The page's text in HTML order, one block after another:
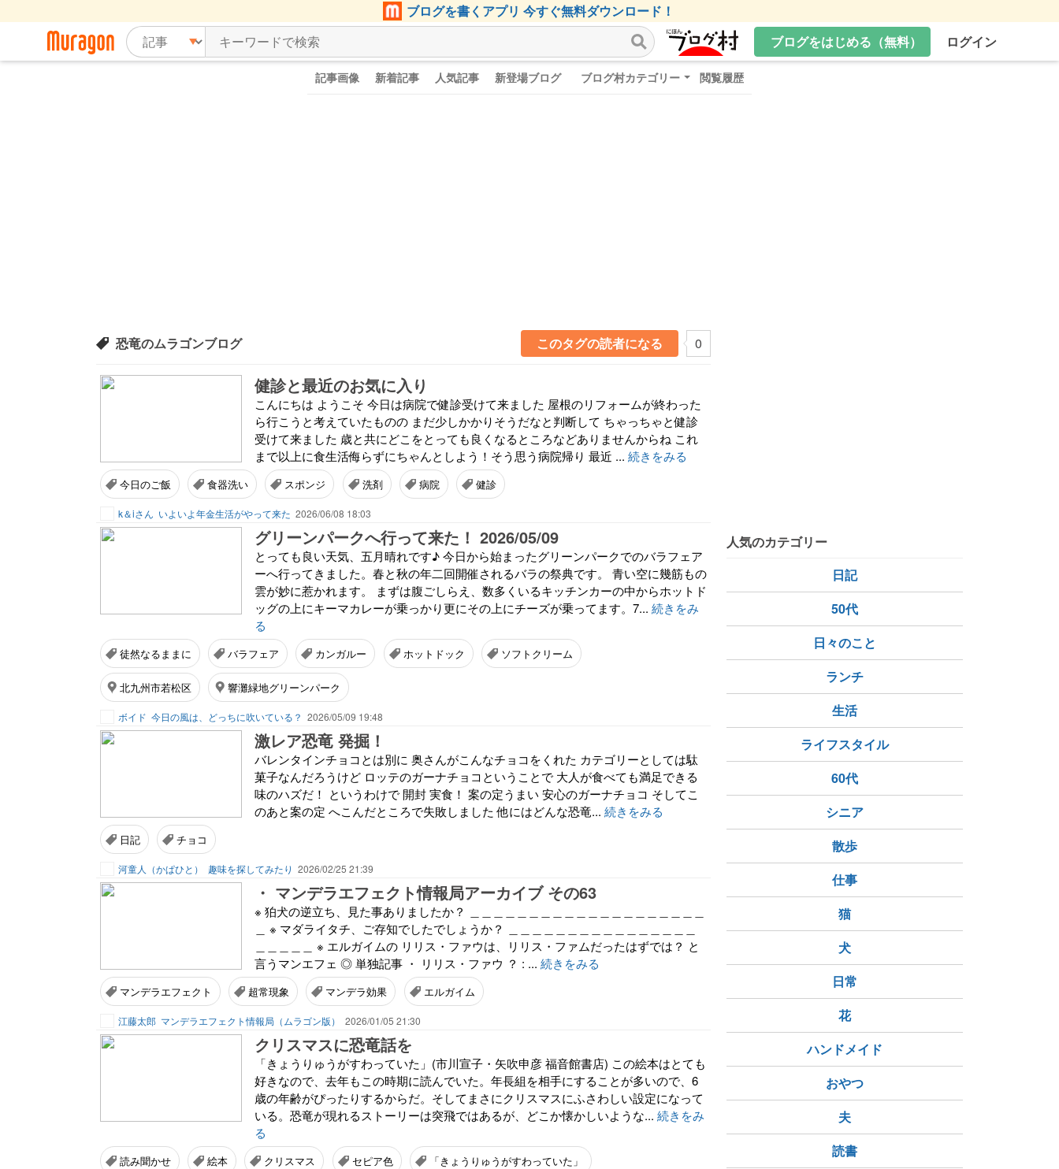
ブログを書くアプリ 今すぐ無料ダウンロード！
ブログをはじめる（無料）
ログイン
記事画像 新着記事 人気記事 新登場ブログ ブログ村カテゴリー 閲覧履歴
恐竜のムラゴンブログ このタグの読者になる 0
健診と最近のお気に入り
こんにちは ようこそ 今日は病院で健診受けて来ました 屋根のリフォームが終わった
ら行こうと考えていたものの まだ少しかかりそうだなと判断して ちゃっちゃと健診
受けて来ました 歳と共にどこをとっても良くなるところなどありませんからね これ
まで以上に食生活侮らずにちゃんとしよう！そう思う病院帰り 最近 ... 続きをみる
今日のご飯 食器洗い スポンジ 洗剤 病院 健診
k＆iさん いよいよ年金生活がやって来た 2026/06/08 18:03
グリーンパークへ行って来た！ 2026/05/09
とっても良い天気、五月晴れです♪ 今日から始まったグリーンパークでのバラフェア
ーへ行ってきました。春と秋の年二回開催されるバラの祭典です。 青い空に幾筋もの
雲が妙に惹かれます。 まずは腹ごしらえ、数多くいるキッチンカーの中からホットド
ッグの上にキーマカレーが乗っかり更にその上にチーズが乗ってます。7... 続きをみ
る
徒然なるままに バラフェア カンガルー ホットドック ソフトクリーム
北九州市若松区 響灘緑地グリーンパーク
ボイド 今日の風は、どっちに吹いている？ 2026/05/09 19:48
激レア恐竜 発掘！
バレンタインチョコとは別に 奥さんがこんなチョコをくれた カテゴリーとしては駄
菓子なんだろうけど ロッテのガーナチョコということで 大人が食べても満足できる
味のハズだ！ というわけで 開封 実食！ 案の定うまい 安心のガーナチョコ そしてこ
のあと案の定 へこんだところで失敗しました 他にはどんな恐竜... 続きをみる
日記 チョコ
河童人（かぱひと） 趣味を探してみたり 2026/02/25 21:39
・ マンデラエフェクト情報局アーカイブ その63
※ 狛犬の逆立ち、見た事ありましたか？ ＿＿＿＿＿＿＿＿＿＿＿＿＿＿＿＿＿＿＿＿
＿ ※ マダライタチ、ご存知でしたでしょうか？ ＿＿＿＿＿＿＿＿＿＿＿＿＿＿＿＿
＿＿＿＿＿ ※ エルガイムの リリス・ファウは、リリス・ファムだったはずでは？ と
言うマンエフェ ◎ 単独記事 ・ リリス・ファウ ？ : ... 続きをみる
マンデラエフェクト 超常現象 マンデラ効果 エルガイム
江藤太郎 マンデラエフェクト情報局（ムラゴン版） 2026/01/05 21:30
クリスマスに恐竜話を
「きょうりゅうがすわっていた」(市川宣子・矢吹申彦 福音館書店) この絵本はとても
好きなので、去年もこの時期に読んでいた。年長組を相手にすることが多いので、6
歳の年齢がぴったりするからだ。そしてまさにクリスマスにふさわしい設定になって
いる。恐竜が現れるストーリーは突飛ではあるが、どこか懐かしいような... 続きをみ
る
読み聞かせ 絵本 クリスマス セピア色 「きょうりゅうがすわっていた」
人気のカテゴリー
日記
50代
日々のこと
ランチ
生活
ライフスタイル
60代
シニア
散歩
仕事
猫
犬
日常
花
ハンドメイド
おやつ
夫
読書